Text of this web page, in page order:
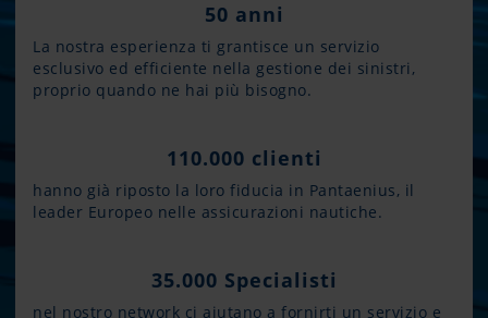
50 anni
La nostra esperienza ti grantisce un servizio
esclusivo ed efficiente nella gestione dei sinistri,
proprio quando ne hai più bisogno.
110.000 clienti
hanno già riposto la loro fiducia in Pantaenius, il
leader Europeo nelle assicurazioni nautiche.
35.000 Specialisti
nel nostro network ci aiutano a fornirti un servizio e